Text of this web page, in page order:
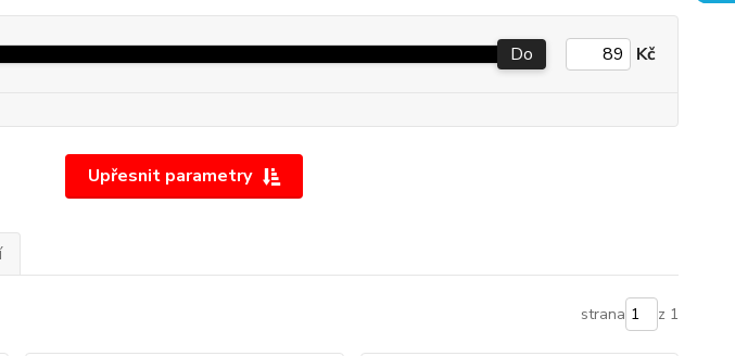
Upřesnit parametry
Do Kč
strana z 1